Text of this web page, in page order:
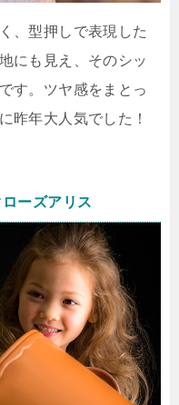
、型押しで表現した
にも見え、そのシッ
す。ツヤ感をまとっ
昨年大人気でした！
ーズアリス